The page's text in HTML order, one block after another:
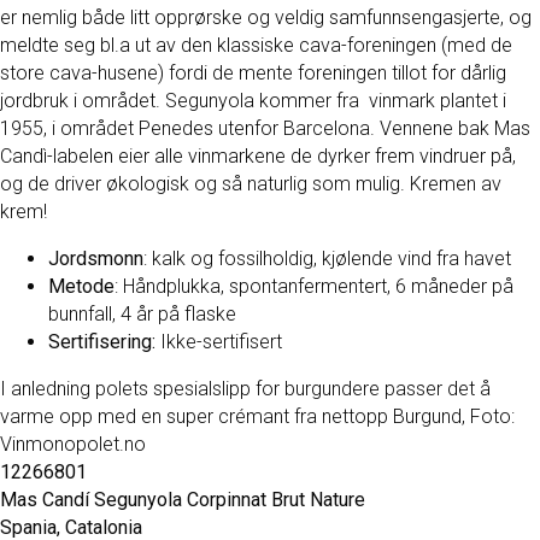
er nemlig både litt opprørske og veldig samfunnsengasjerte, og
meldte seg bl.a ut av den klassiske cava-foreningen (med de
store cava-husene) fordi de mente foreningen tillot for dårlig
jordbruk i området. Segunyola kommer fra vinmark plantet i
1955, i området Penedes utenfor Barcelona. Vennene bak Mas
Candì-labelen eier alle vinmarkene de dyrker frem vindruer på,
og de driver økologisk og så naturlig som mulig. Kremen av
krem!
Jordsmonn: kalk og fossilholdig, kjølende vind fra havet
Metode: Håndplukka, spontanfermentert, 6 måneder på
bunnfall, 4 år på flaske
Sertifisering: Ikke-sertifisert
I anledning polets spesialslipp for burgundere passer det å
varme opp med en super crémant fra nettopp Burgund, Foto:
Vinmonopolet.no
12266801
Mas Candí Segunyola Corpinnat Brut Nature
Spania, Catalonia